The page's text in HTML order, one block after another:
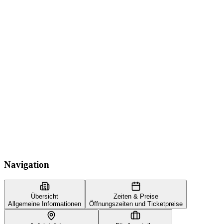
Navigation
Übersicht
Allgemeine Informationen
Zeiten & Preise
Öffnungszeiten und Ticketpreise